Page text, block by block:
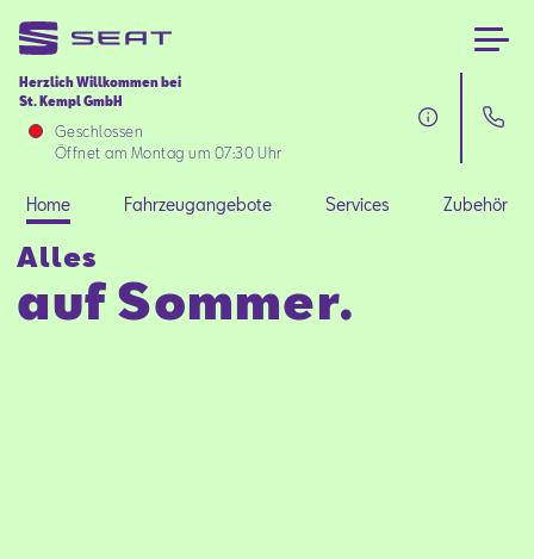
Herzlich Willkommen bei
St. Kempl GmbH
Geschlossen
Öffnet am Montag um 07:30 Uhr
Home
Fahrzeugangebote
Services
Home Fahrzeugangebote Services Zubehör
Alles
auf Sommer.